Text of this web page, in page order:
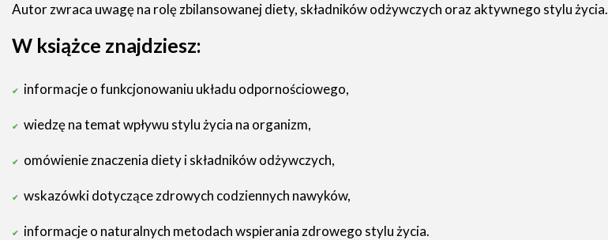
Autor zwraca uwagę na rolę zbilansowanej diety, składników odżywczych oraz aktywnego stylu życia.
W książce znajdziesz:
informacje o funkcjonowaniu układu odpornościowego,
wiedzę na temat wpływu stylu życia na organizm,
omówienie znaczenia diety i składników odżywczych,
wskazówki dotyczące zdrowych codziennych nawyków,
informacje o naturalnych metodach wspierania zdrowego stylu życia.